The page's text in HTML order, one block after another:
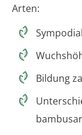
Arten:
Bildung